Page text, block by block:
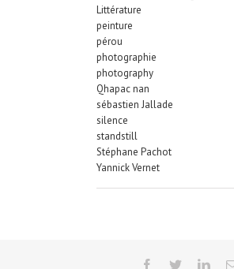
Littérature
peinture
pérou
photographie
photography
Qhapac nan
sébastien Jallade
silence
standstill
Stéphane Pachot
Yannick Vernet